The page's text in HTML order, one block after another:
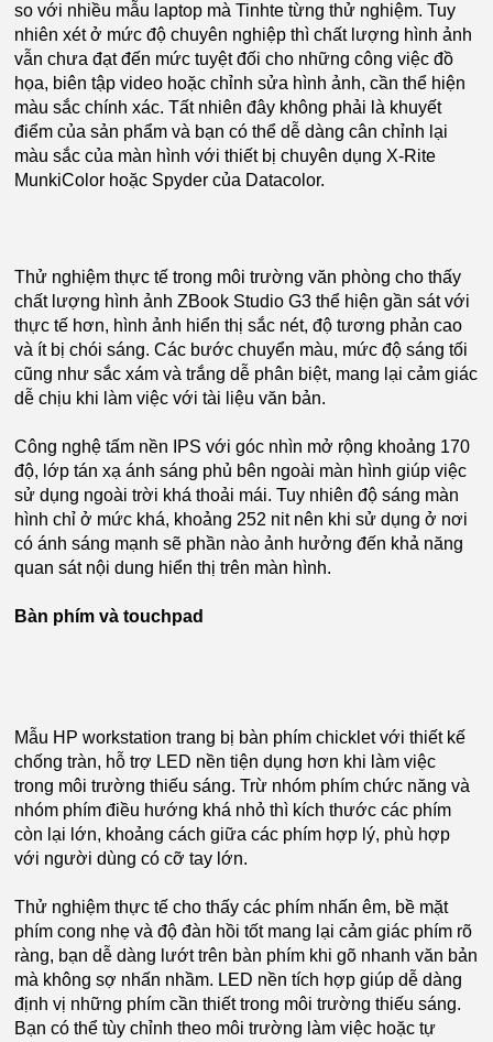
so với nhiều mẫu laptop mà Tinhte từng thử nghiệm. Tuy
nhiên xét ở mức độ chuyên nghiệp thì chất lượng hình ảnh
vẫn chưa đạt đến mức tuyệt đối cho những công việc đồ
họa, biên tập video hoặc chỉnh sửa hình ảnh, cần thể hiện
màu sắc chính xác. Tất nhiên đây không phải là khuyết
điểm của sản phẩm và bạn có thể dễ dàng cân chỉnh lại
màu sắc của màn hình với thiết bị chuyên dụng X-Rite
MunkiColor hoặc Spyder của Datacolor.
Thử nghiệm thực tế trong môi trường văn phòng cho thấy
chất lượng hình ảnh ZBook Studio G3 thể hiện gần sát với
thực tế hơn, hình ảnh hiển thị sắc nét, độ tương phản cao
và ít bị chói sáng. Các bước chuyển màu, mức độ sáng tối
cũng như sắc xám và trắng dễ phân biệt, mang lại cảm giác
dễ chịu khi làm việc với tài liệu văn bản.
Công nghệ tấm nền IPS với góc nhìn mở rộng khoảng 170
độ, lớp tán xạ ánh sáng phủ bên ngoài màn hình giúp việc
sử dụng ngoài trời khá thoải mái. Tuy nhiên độ sáng màn
hình chỉ ở mức khá, khoảng 252 nit nên khi sử dụng ở nơi
có ánh sáng mạnh sẽ phần nào ảnh hưởng đến khả năng
quan sát nội dung hiển thị trên màn hình.
Bàn phím và touchpad
Mẫu HP workstation trang bị bàn phím chicklet với thiết kế
chống tràn, hỗ trợ LED nền tiện dụng hơn khi làm việc
trong môi trường thiếu sáng. Trừ nhóm phím chức năng và
nhóm phím điều hướng khá nhỏ thì kích thước các phím
còn lại lớn, khoảng cách giữa các phím hợp lý, phù hợp
với người dùng có cỡ tay lớn.
Thử nghiệm thực tế cho thấy các phím nhấn êm, bề mặt
phím cong nhẹ và độ đàn hồi tốt mang lại cảm giác phím rõ
ràng, bạn dễ dàng lướt trên bàn phím khi gõ nhanh văn bản
mà không sợ nhấn nhầm. LED nền tích hợp giúp dễ dàng
định vị những phím cần thiết trong môi trường thiếu sáng.
Bạn có thể tùy chỉnh theo môi trường làm việc hoặc tự